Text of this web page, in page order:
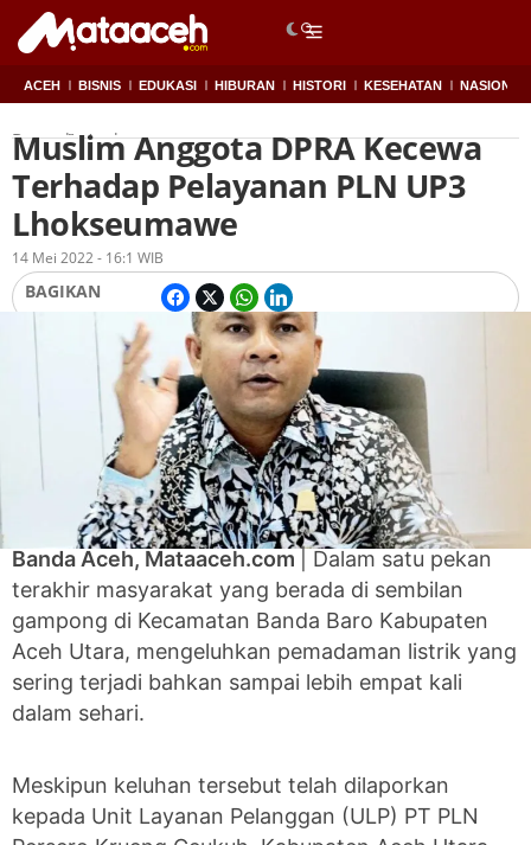
ACEH BISNIS EDUKASI HIBURAN HISTORI KESEHATAN NASIONAL
Beranda Aceh
Muslim Anggota DPRA Kecewa
Terhadap Pelayanan PLN UP3
Lhokseumawe
OlehRedaksi
14 Mei 2022 - 16:1 WIB
BAGIKAN
Banda Aceh, Mataaceh.com
| Dalam satu pekan
terakhir masyarakat yang berada di sembilan
gampong di Kecamatan Banda Baro Kabupaten
Aceh Utara, mengeluhkan pemadaman listrik yang
sering terjadi bahkan sampai lebih empat kali
dalam sehari.
Meskipun keluhan tersebut telah dilaporkan
kepada Unit Layanan Pelanggan (ULP) PT PLN